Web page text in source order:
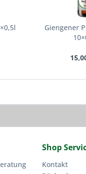
Giengener
Shop
Kontakt